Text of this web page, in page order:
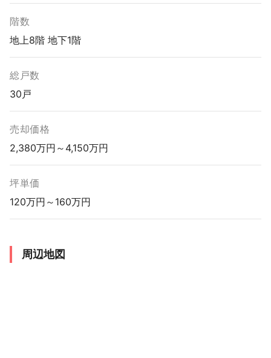
階数
地上8階 地下1階
総戸数
30戸
売却価格
2,380万円～4,150万円
坪単価
120万円～160万円
周辺地図